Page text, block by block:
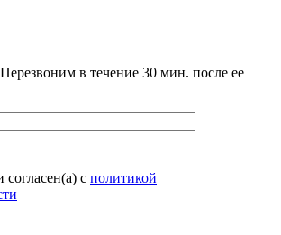
в течение 30 мин. после ее
с политикой